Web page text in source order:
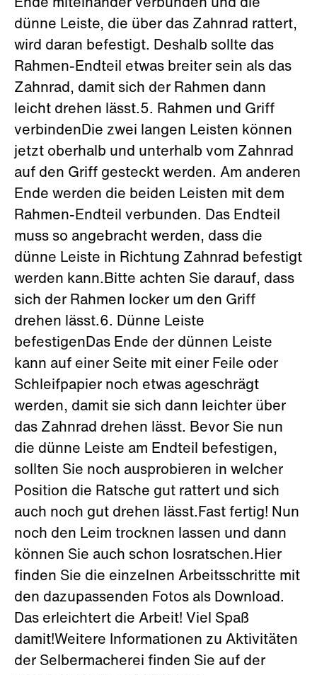
Ende miteinander verbunden und die
dünne Leiste, die über das Zahnrad rattert,
wird daran befestigt. Deshalb sollte das
Rahmen-Endteil etwas breiter sein als das
Zahnrad, damit sich der Rahmen dann
leicht drehen lässt.5. Rahmen und Griff
verbindenDie zwei langen Leisten können
jetzt oberhalb und unterhalb vom Zahnrad
auf den Griff gesteckt werden. Am anderen
Ende werden die beiden Leisten mit dem
Rahmen-Endteil verbunden. Das Endteil
muss so angebracht werden, dass die
dünne Leiste in Richtung Zahnrad befestigt
werden kann.Bitte achten Sie darauf, dass
sich der Rahmen locker um den Griff
drehen lässt.6. Dünne Leiste
befestigenDas Ende der dünnen Leiste
kann auf einer Seite mit einer Feile oder
Schleifpapier noch etwas ageschrägt
werden, damit sie sich dann leichter über
das Zahnrad drehen lässt. Bevor Sie nun
die dünne Leiste am Endteil befestigen,
sollten Sie noch ausprobieren in welcher
Position die Ratsche gut rattert und sich
auch noch gut drehen lässt.Fast fertig! Nun
noch den Leim trocknen lassen und dann
können Sie auch schon losratschen.Hier
finden Sie die einzelnen Arbeitsschritte mit
den dazupassenden Fotos als Download.
Das erleichtert die Arbeit! Viel Spaß
damit!Weitere Informationen zu Aktivitäten
der Selbermacherei finden Sie auf der